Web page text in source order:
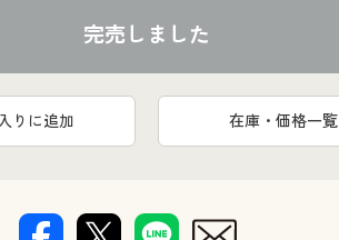
完売しました
りに追加 在庫・価格一覧